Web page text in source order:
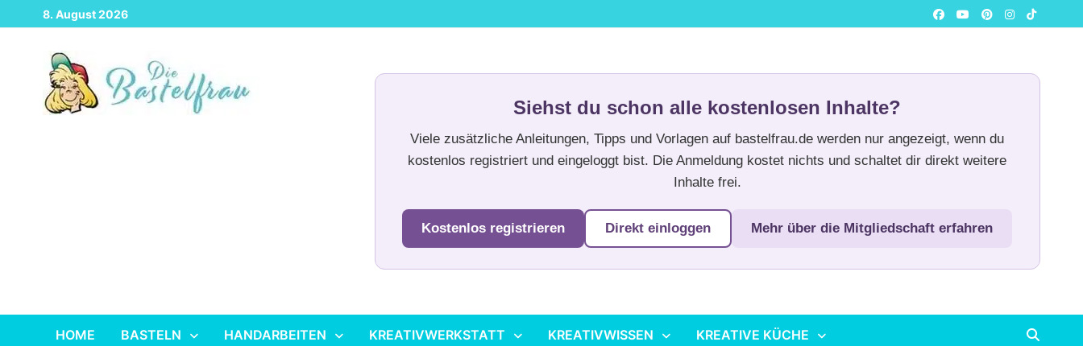
Zurück
zum
8. August 2026
Siehst du schon alle kostenlosen Inhalte?
Viele zusätzliche Anleitungen, Tipps und Vorlagen auf bastelfrau.de werden nur angezeigt, wenn du
kostenlos registriert und eingeloggt bist. Die Anmeldung kostet nichts und schaltet dir direkt weitere
Inhalte frei.
Kostenlos registrieren Direkt einloggen Mehr über die Mitgliedschaft erfahren
HOME BASTELN HANDARBEITEN KREATIVWERKSTATT KREATIVWISSEN KREATIVE KÜCHE